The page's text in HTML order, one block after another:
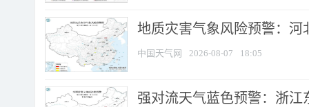
地质灾害气象风险预警：河
中国天气网 2026-08-07 18:05
强对流天气蓝色预警：浙江